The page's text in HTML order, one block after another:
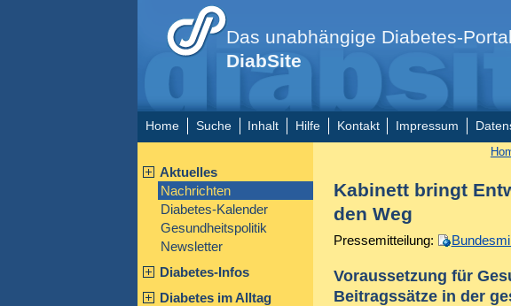
Das unabhängige Diabetes-Portal
DiabSite
Home Suche Inhalt Hilfe Kontakt Impressum
Aktuelles
Nachrichten
Diabetes-Kalender
Gesundheitspolitik
Newsletter
Diabetes-Infos
Diabetes im Alltag
Kabinett bringt
den Weg
Pressemitteilung:
Voraussetzung für
Beitragssätze in der